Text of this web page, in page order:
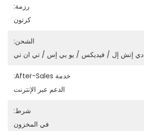
رزمة:
كرتون
الشحن:
دي إتش إل / فيديكس / يو بي إس / تي ان تي
خدمة After-Sales:
الدعم عبر الإنترنت
شرط:
في المخزون